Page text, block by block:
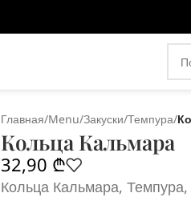
Главная/Menu/Закуски/Темпура/
Кольца Кальмара
32,90 ₾
Кольца Кальмара,